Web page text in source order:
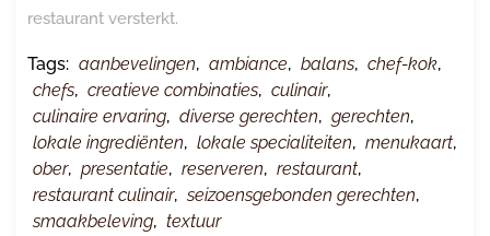
restaurant versterkt.
Tags: aanbevelingen, ambiance, balans, chef-kok,
chefs, creatieve combinaties, culinair,
culinaire ervaring, diverse gerechten, gerechten,
lokale ingrediënten, lokale specialiteiten, menukaart,
ober, presentatie, reserveren, restaurant,
restaurant culinair, seizoensgebonden gerechten,
smaakbeleving, textuur